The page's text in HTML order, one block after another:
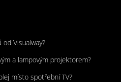
Visualway?
a lampovým projektorem?
místo spotřební TV?